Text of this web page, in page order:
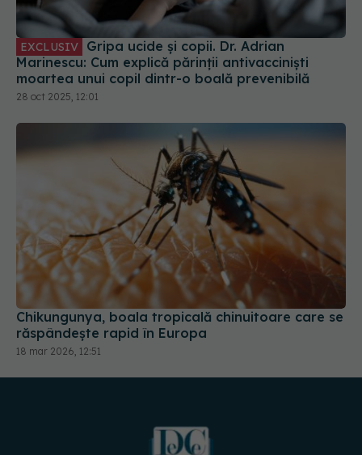
EXCLUSIV
Marinescu: Cum explică părinții antivacciniști
moartea unui copil dintr-o boală prevenibilă
28 oct 2025, 12:01
Chikungunya, boala tropicală chinuitoare care se
răspândește rapid în Europa
18 mar 2026, 12:51